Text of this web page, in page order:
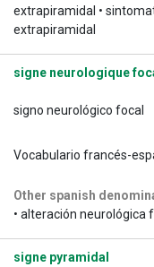
extrapiramidal •
extrapiramidal
signe neurologique
signo neurológico focal
Vocabulario francés-
Other spanish
• alteración neurológica
signe pyramidal